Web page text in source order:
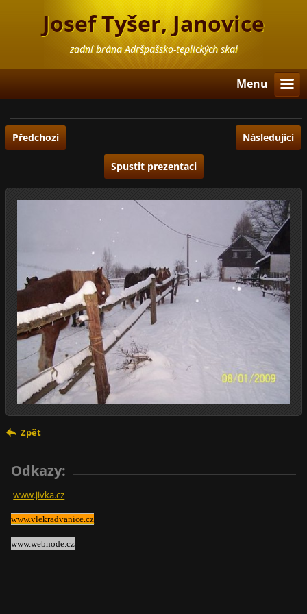
Josef Tyšer, Janovice
zadní brána Adršpašsko-teplických skal
Menu
Předchozí Následující
Spustit prezentaci
Zpět
Odkazy:
www.jivka.cz
www.vlekradvanice.cz
www.webnode.cz